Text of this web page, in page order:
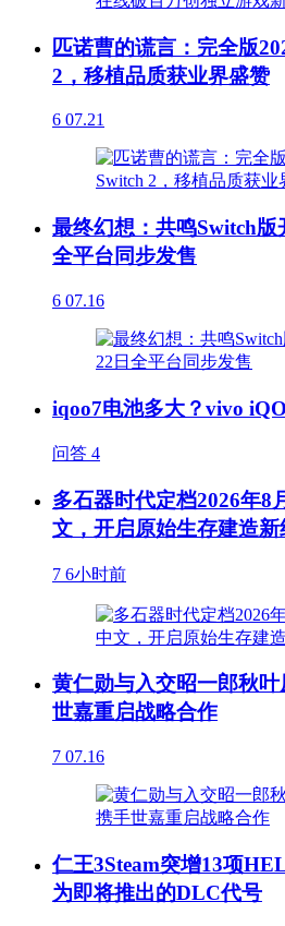
匹诺曹的谎言：完全版
2，移植品质获业界盛赞
6 07.21
最终幻想：共鸣Switch版
全平台同步发售
6 07.16
iqoo7电池多大？vivo
问答 4
多石器时代定档2026年8
文，开启原始生存建造新
7 6小时前
黄仁勋与入交昭一郎秋
世嘉重启战略合作
7 07.16
仁王3Steam突增13项
为即将推出的DLC代号